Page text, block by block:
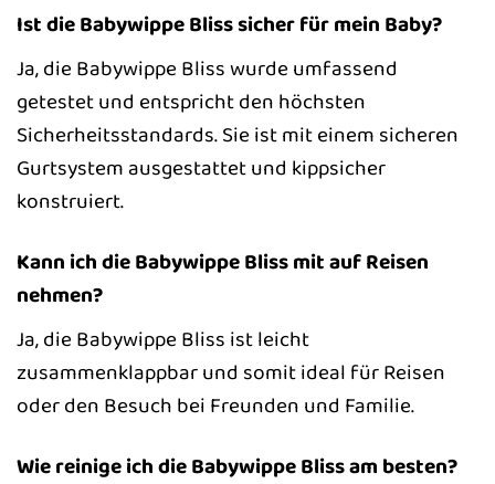
Ist die Babywippe Bliss sicher für mein Baby?
Ja, die Babywippe Bliss wurde umfassend
getestet und entspricht den höchsten
Sicherheitsstandards. Sie ist mit einem sicheren
Gurtsystem ausgestattet und kippsicher
konstruiert.
Kann ich die Babywippe Bliss mit auf Reisen
nehmen?
Ja, die Babywippe Bliss ist leicht
zusammenklappbar und somit ideal für Reisen
oder den Besuch bei Freunden und Familie.
Wie reinige ich die Babywippe Bliss am besten?